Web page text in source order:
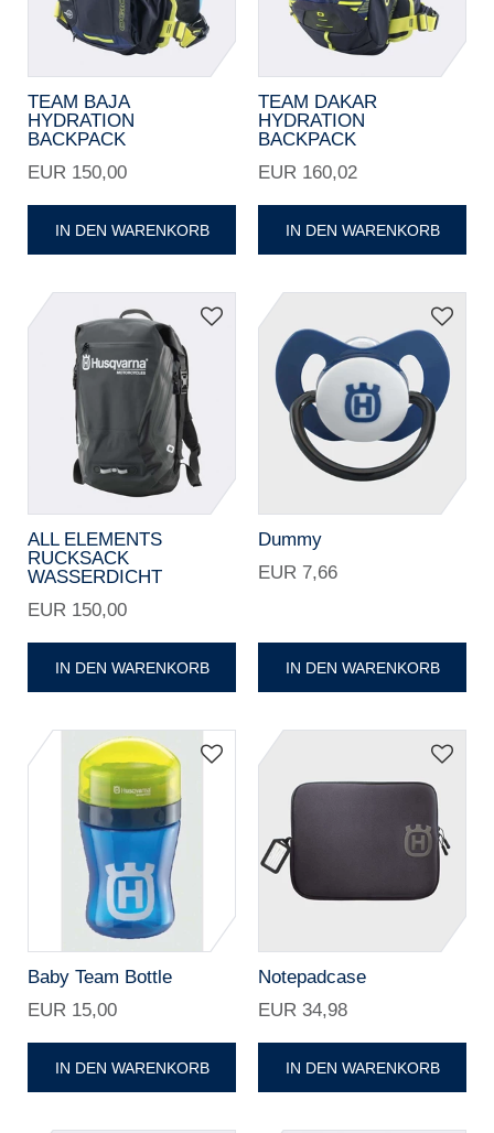
TEAM BAJA
HYDRATION
BACKPACK
EUR 150,00
IN DEN WARENKORB
TEAM DAKAR
HYDRATION
BACKPACK
EUR 160,02
IN DEN WARENKORB
ALL ELEMENTS
RUCKSACK
WASSERDICHT
EUR 150,00
IN DEN WARENKORB
Dummy
EUR 7,66
IN DEN WARENKORB
Baby Team Bottle
EUR 15,00
IN DEN WARENKORB
Notepadcase
EUR 34,98
IN DEN WARENKORB